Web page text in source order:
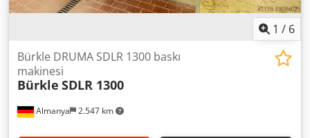
1 / 6
Almanya 2.547 km
Bürkle DRUMA SDLR 1300 baskı
makinesi
Bürkle SDLR 1300